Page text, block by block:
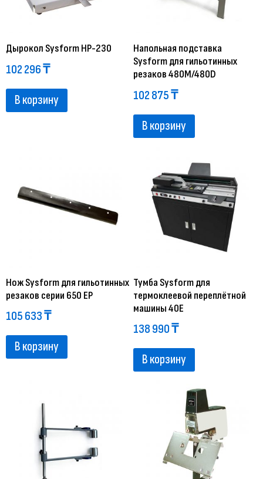
Дырокол Sysform HP-230
102 296₸
В корзину
Напольная подставка
Sysform для гильотинных
резаков 480M/480D
102 875₸
В корзину
Нож Sysform для гильотинных
резаков серии 650 EP
105 633₸
В корзину
Тумба Sysform для
термоклеевой переплётной
машины 40E
138 990₸
В корзину